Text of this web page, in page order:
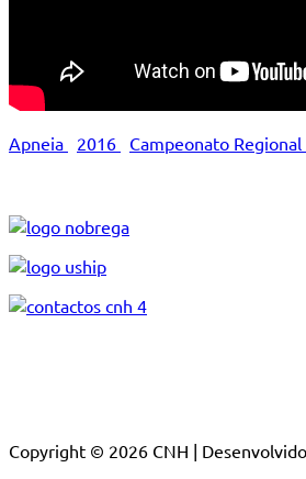
Apneia 2016 Campeonato
Copyright © 2026 CNH |